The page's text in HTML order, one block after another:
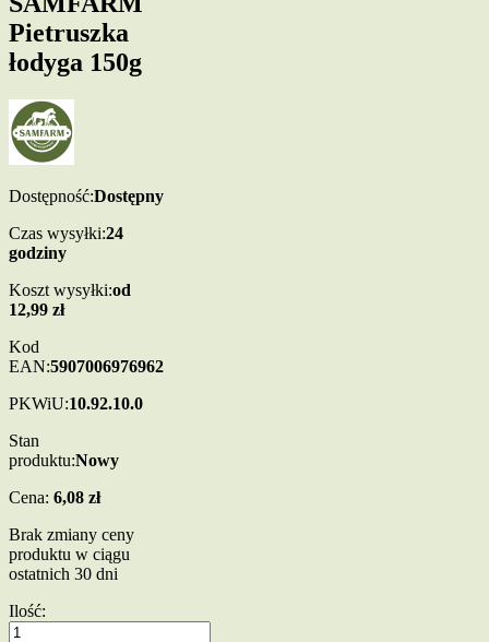
Pietruszka
łodyga 150g
Dostępność:Dostępny
Czas wysyłki:24
godziny
Koszt wysyłki:od
12,99 zł
Kod
EAN:5907006976962
PKWiU:10.92.10.0
Stan
produktu:Nowy
Cena: 6,08 zł
Brak zmiany ceny
produktu w ciągu
ostatnich 30 dni
Ilość: